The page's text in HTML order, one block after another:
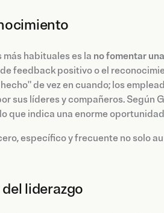
habituales es la no fomentar
feedback positivo o el
de vez en cuando; los
sus líderes y compañeros. Según
que indica una enorme
específico y frecuente no solo
liderazgo